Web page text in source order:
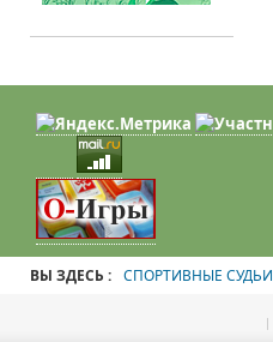
ВЫ ЗДЕСЬ : СПОРТИВНЫЕ СУДЬИ